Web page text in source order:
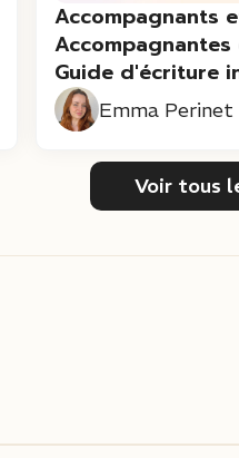
Accompagnants
Guide d'écriture
Emma Perinet
Voir tous